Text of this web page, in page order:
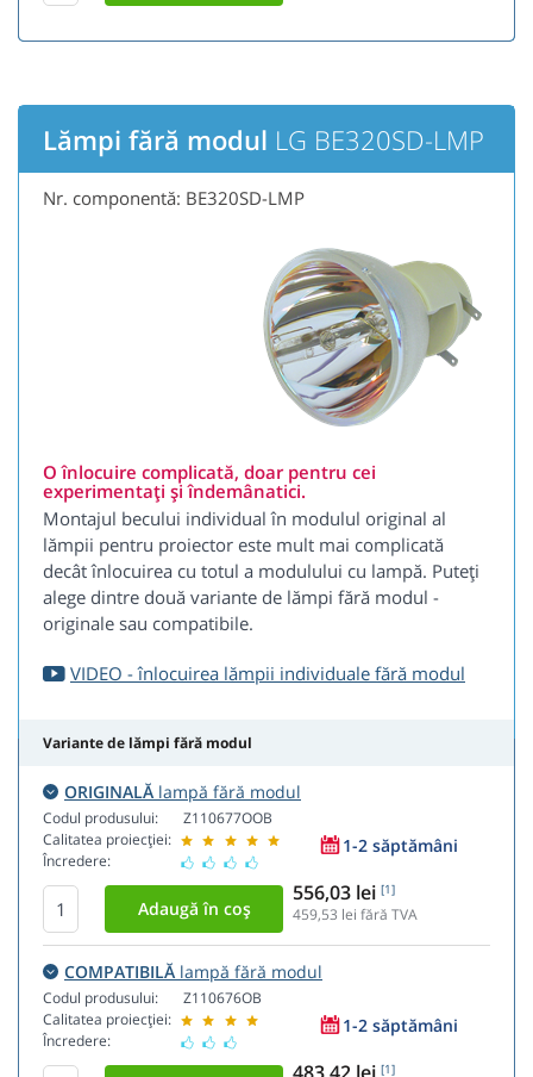
Lămpi fără modul LG BE320SD-LMP
Nr. componentă: BE320SD-LMP
O înlocuire complicată, doar pentru cei
experimentați și îndemânatici.
Montajul becului individual în modulul original al
lămpii pentru proiector este mult mai complicată
decât înlocuirea cu totul a modulului cu lampă. Puteți
alege dintre două variante de lămpi fără modul -
originale sau compatibile.
VIDEO - înlocuirea lămpii individuale fără modul
Variante de lămpi fără modul
ORIGINALĂ lampă fără modul
Codul produsului:
Calitatea proiecției:
Încredere:
Z110677OOB
1-2 săptămâni
556,03 lei [1]
459,53 lei fără TVA
COMPATIBILĂ lampă fără modul
Codul produsului:
Calitatea proiecției:
Încredere:
Z110676OB
1-2 săptămâni
[1]